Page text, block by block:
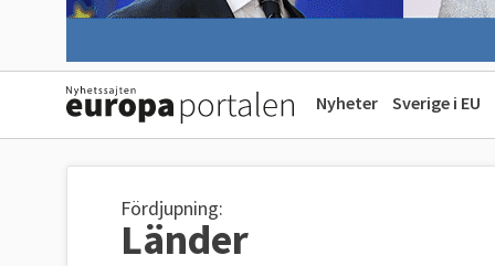
Nyheter Sverige i EU
Fördjupning:
Länder